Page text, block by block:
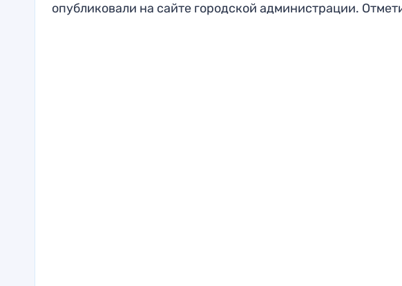
опубликовали на сайте городской администрации.